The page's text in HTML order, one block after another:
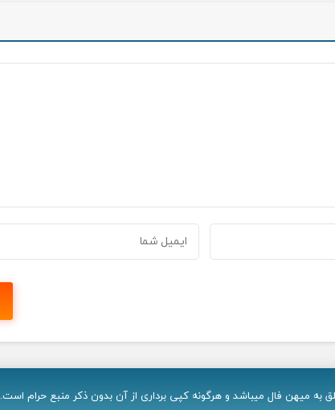
میهن فال میباشد و هرگونه کپی برداری از آن بدون ذکر منبع حرام است.